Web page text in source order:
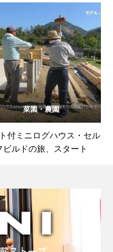
菜園・農園
付ミニログハウス・セル
ビルドの旅、スタート